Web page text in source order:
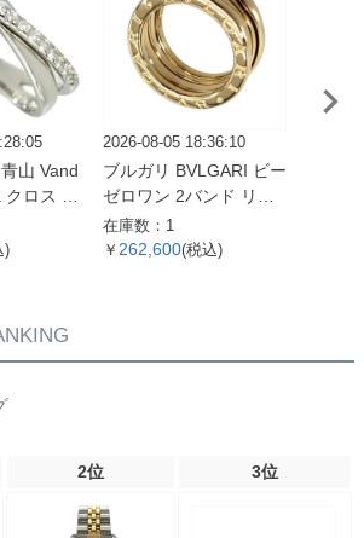
山 Vand
ロス モ
指輪 ダイ
約13号
)
2026-08-05 18:36:10
ブルガリ BVLGARI ビー
ゼロワン 2バンド リン
グ 指輪 #49 K18YG 8.7
g イエローゴールド【中
在庫数：1
￥ 262,600(税込)
2位 3位